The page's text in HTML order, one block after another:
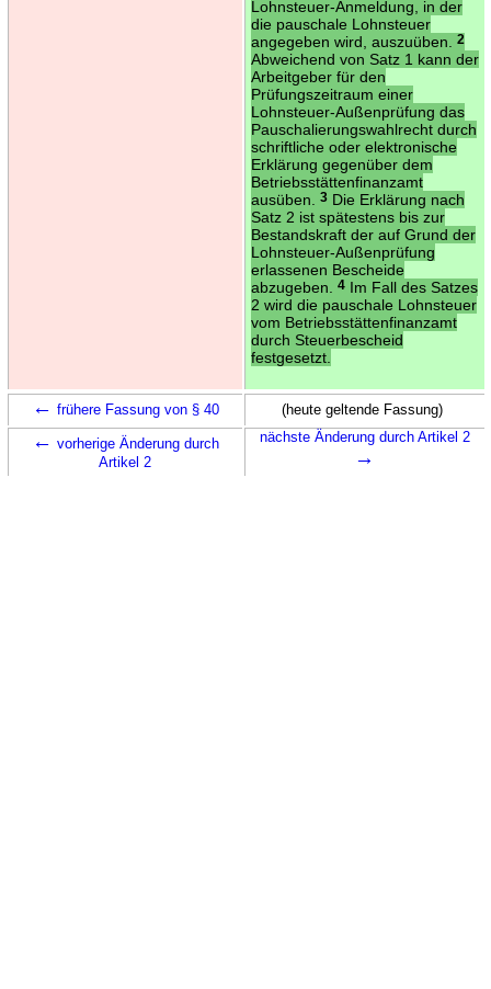
Lohnsteuer-Anmeldung, in der
die pauschale Lohnsteuer
angegeben wird, auszuüben.
2
Abweichend von Satz 1 kann der
Arbeitgeber für den
Prüfungszeitraum einer
Lohnsteuer-Außenprüfung das
Pauschalierungswahlrecht durch
schriftliche oder elektronische
Erklärung gegenüber dem
Betriebsstättenfinanzamt
ausüben.
3Die Erklärung nach
Satz 2 ist spätestens bis zur
Bestandskraft der auf Grund der
Lohnsteuer-Außenprüfung
erlassenen Bescheide
abzugeben.
4Im Fall des Satzes
2 wird die pauschale Lohnsteuer
vom Betriebsstättenfinanzamt
durch Steuerbescheid
festgesetzt.
← frühere Fassung von § 40 (heute geltende Fassung)
← vorherige Änderung durch
Artikel 2
nächste Änderung durch Artikel 2
→